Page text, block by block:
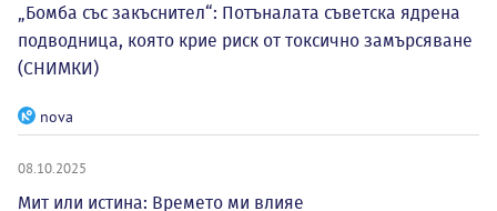
„Бомба със закъснител“: Потъналата съветска ядрена
подводница, която крие риск от токсично замърсяване
(СНИМКИ)
nova
08.10.2025
Мит или истина: Времето ми влияе